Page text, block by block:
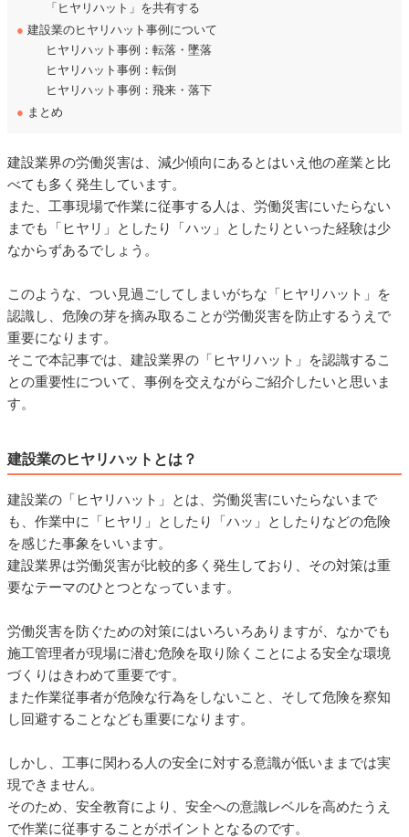
「ヒヤリハット」を共有する
● 建設業のヒヤリハット事例について
ヒヤリハット事例：転落・墜落
ヒヤリハット事例：転倒
ヒヤリハット事例：飛来・落下
● まとめ
建設業界の労働災害は、減少傾向にあるとはいえ他の産業と比
べても多く発生しています。
また、工事現場で作業に従事する人は、労働災害にいたらない
までも「ヒヤリ」としたり「ハッ」としたりといった経験は少
なからずあるでしょう。
このような、つい見過ごしてしまいがちな「ヒヤリハット」を
認識し、危険の芽を摘み取ることが労働災害を防止するうえで
重要になります。
そこで本記事では、建設業界の「ヒヤリハット」を認識するこ
との重要性について、事例を交えながらご紹介したいと思いま
す。
建設業のヒヤリハットとは？
建設業の「ヒヤリハット」とは、労働災害にいたらないまで
も、作業中に「ヒヤリ」としたり「ハッ」としたりなどの危険
を感じた事象をいいます。
建設業界は労働災害が比較的多く発生しており、その対策は重
要なテーマのひとつとなっています。
労働災害を防ぐための対策にはいろいろありますが、なかでも
施工管理者が現場に潜む危険を取り除くことによる安全な環境
づくりはきわめて重要です。
また作業従事者が危険な行為をしないこと、そして危険を察知
し回避することなども重要になります。
しかし、工事に関わる人の安全に対する意識が低いままでは実
現できません。
そのため、安全教育により、安全への意識レベルを高めたうえ
で作業に従事することがポイントとなるのです。